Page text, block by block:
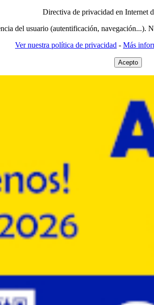
Directiva de privacidad en Internet
del usuario (autentificación, navegación...).
Ver nuestra política de privacidad - Más
Acepto